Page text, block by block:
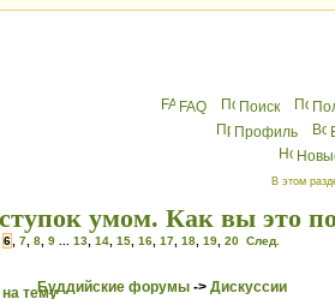
FAQ Поиск
Профиль
В этом
умом. Как вы это
6 7 8 9 13 14 15 16 17 18 19 20 След.
Буддийские форумы -> Дискуссии